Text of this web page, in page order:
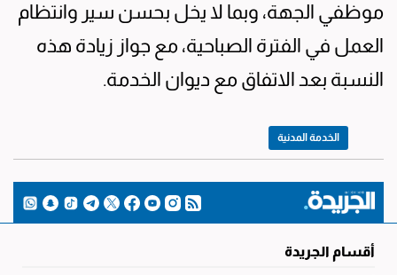
موظفي الجهة، وبما لا يخل بحسن سير وانتظام
العمل في الفترة الصباحية، مع جواز زيادة هذه
النسبة بعد الاتفاق مع ديوان الخدمة.
الخدمة المدنية
أقسام الجريدة